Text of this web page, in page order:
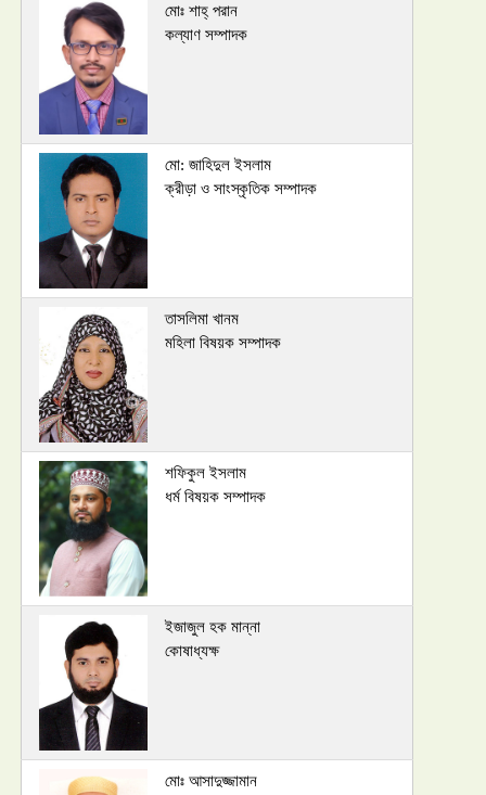
মোঃ শাহ্ পরান
কল্যাণ সম্পাদক
মো: জাহিদুল ইসলাম
ক্রীড়া ও সাংস্কৃতিক সম্পাদক
তাসলিমা খানম
মহিলা বিষয়ক সম্পাদক
শফিকুল ইসলাম
ধর্ম বিষয়ক সম্পাদক
ইজাজুল হক মান্না
কোষাধ্যক্ষ
মোঃ আসাদুজ্জামান